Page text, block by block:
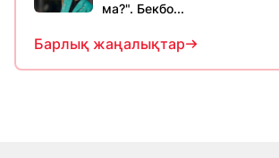
ма?". Бекбо...
Барлық жаңалықтар